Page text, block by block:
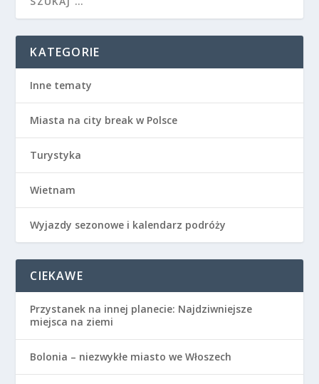
KATEGORIE
Inne tematy
Miasta na city break w Polsce
Turystyka
Wietnam
Wyjazdy sezonowe i kalendarz podróży
CIEKAWE
Przystanek na innej planecie: Najdziwniejsze
miejsca na ziemi
Bolonia – niezwykłe miasto we Włoszech